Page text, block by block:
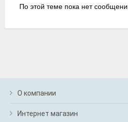
По этой теме пока нет
О компании
Интернет магазин